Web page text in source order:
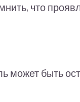
что
может быть